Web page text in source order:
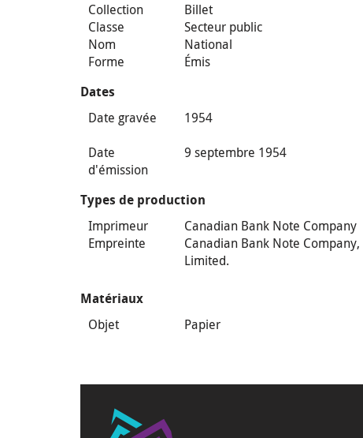
Collection
Billet
Classe
Secteur public
Nom
National
Forme
Émis
Dates
Date gravée
1954
Date
d'émission
9 septembre 1954
Types de production
Imprimeur
Canadian Bank Note Company
Empreinte
Canadian Bank Note Company,
Limited.
Matériaux
Objet Papier